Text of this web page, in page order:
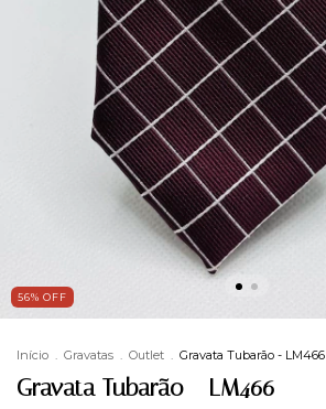
56% OFF
Início . Gravatas . Outlet . Gravata Tubarão - LM466
Gravata Tubarão - LM466